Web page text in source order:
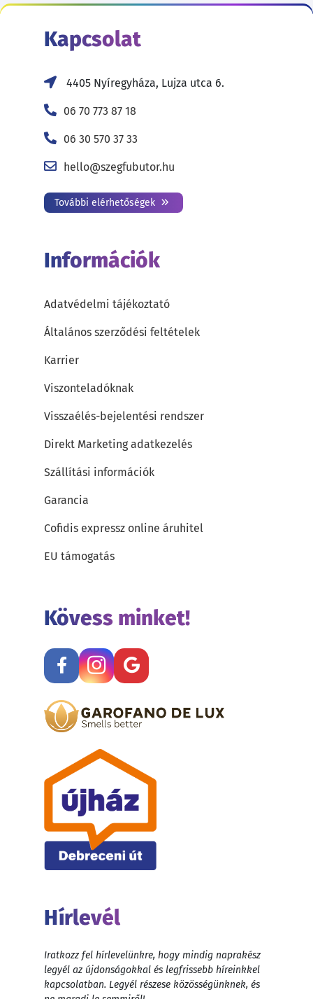
Kapcsolat
4405 Nyíregyháza, Lujza utca 6.
06 70 773 87 18
06 30 570 37 33
hello@szegfubutor.hu
További elérhetőségek
Információk
Adatvédelmi tájékoztató
Általános szerződési feltételek
Karrier
Viszonteladóknak
Visszaélés-bejelentési rendszer
Direkt Marketing adatkezelés
Szállítási információk
Garancia
Cofidis expressz online áruhitel
EU támogatás
Kövess minket!
Hírlevél
Iratkozz fel hírlevelünkre, hogy mindig naprakész
legyél az újdonságokkal és legfrissebb híreinkkel
kapcsolatban. Legyél részese közösségünknek, és